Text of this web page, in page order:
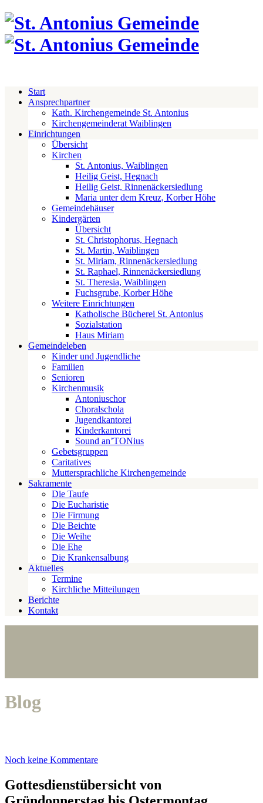
Start
Ansprechpartner
Kath. Kirchengemeinde St. Antonius
Kirchengemeinderat Waiblingen
Einrichtungen
Übersicht
Kirchen
St. Antonius, Waiblingen
Heilig Geist, Hegnach
Heilig Geist, Rinnenäckersiedlung
Maria unter dem Kreuz, Korber Höhe
Gemeindehäuser
Kindergärten
Übersicht
St. Christophorus, Hegnach
St. Martin, Waiblingen
St. Miriam, Rinnenäckersiedlung
St. Raphael, Rinnenäckersiedlung
St. Theresia, Waiblingen
Fuchsgrube, Korber Höhe
Weitere Einrichtungen
Katholische Bücherei St. Antonius
Sozialstation
Haus Miriam
Gemeindeleben
Kinder und Jugendliche
Familien
Senioren
Kirchenmusik
Antoniuschor
Choralschola
Jugendkantorei
Kinderkantorei
Sound an’TONius
Gebetsgruppen
Caritatives
Muttersprachliche Kirchengemeinde
Sakramente
Die Taufe
Die Eucharistie
Die Firmung
Die Beichte
Die Weihe
Die Ehe
Die Krankensalbung
Aktuelles
Termine
Kirchliche Mitteilungen
Berichte
Kontakt
Blog
Noch keine Kommentare
Gottesdienstübersicht von